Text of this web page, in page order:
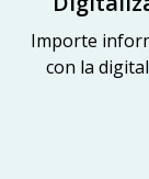
Importe
con la